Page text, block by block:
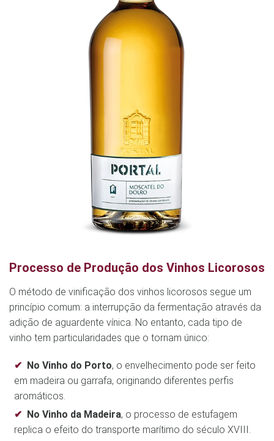
Processo de Produção dos Vinhos Licorosos
O método de vinificação dos vinhos licorosos segue um
princípio comum: a interrupção da fermentação através da
adição de aguardente vínica. No entanto, cada tipo de
vinho tem particularidades que o tornam único:
No Vinho do Porto, o envelhecimento pode ser feito
em madeira ou garrafa, originando diferentes perfis
aromáticos.
No Vinho da Madeira, o processo de estufagem
replica o efeito do transporte marítimo do século XVIII.